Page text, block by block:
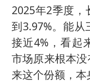
2025年2季度
到3.97%。能从
接近4%，看起
市场原来根本
来这个份额，本